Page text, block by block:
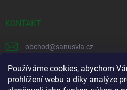
Používáme cookies, abychom
prohlížení webu a díky analýze
KONTAKT
obchod@sanusvia.cz
+420 604 245 725
https://www.facebook.com/